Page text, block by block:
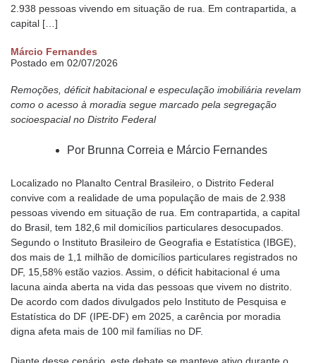
2.938 pessoas vivendo em situação de rua. Em contrapartida, a
capital […]
Márcio Fernandes
Postado em 02/07/2026
Remoções, déficit habitacional e especulação imobiliária revelam
como o acesso à moradia segue marcado pela segregação
socioespacial no Distrito Federal
Por Brunna Correia e Márcio Fernandes
Localizado no Planalto Central Brasileiro, o Distrito Federal
convive com a realidade de uma população de mais de 2.938
pessoas vivendo em situação de rua. Em contrapartida, a capital
do Brasil, tem 182,6 mil domicílios particulares desocupados.
Segundo o Instituto Brasileiro de Geografia e Estatística (IBGE),
dos mais de 1,1 milhão de domicílios particulares registrados no
DF, 15,58% estão vazios. Assim, o déficit habitacional é uma
lacuna ainda aberta na vida das pessoas que vivem no distrito.
De acordo com dados divulgados pelo Instituto de Pesquisa e
Estatística do DF (IPE-DF) em 2025, a carência por moradia
digna afeta mais de 100 mil famílias no DF.